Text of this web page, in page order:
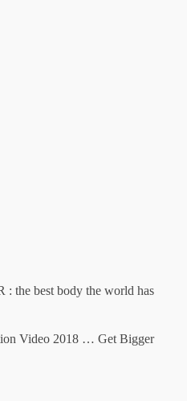
the best body the world has
Video 2018 … Get Bigger